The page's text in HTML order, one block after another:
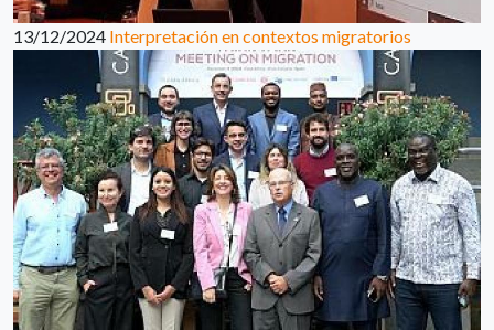
13/12/2024 Interpretación en contextos migratorios